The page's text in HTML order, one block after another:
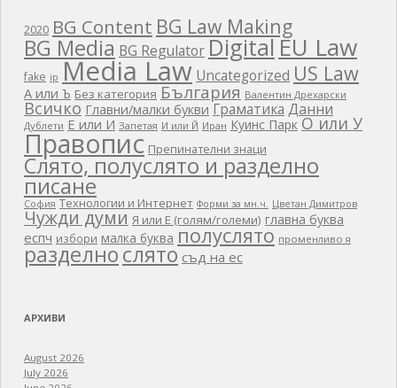
2020 BG Content BG Law Making
BG Media BG RegulatorDigitalEU Law
fake ip Media Law Uncategorized US Law
А или Ъ Без категория България Валентин Дрехарски
Всичко Главни/малки букви Граматика Данни
Дублети Е или И Запетая И или Й Иран Куинс Парк О или У
Правопис Препинателни знаци
Слято, полуслято и разделно
писане
София Технологии и Интернет Форми за мн.ч. Цветан Димитров
Чужди думи Я или Е (голям/големи) главна буква
еспч избори малка буква полуслято променливо я
разделнослято съд на ес
АРХИВИ
August 2026
July 2026